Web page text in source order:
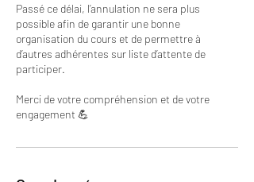
Passé ce délai, l’annulation ne sera plus
possible afin de garantir une bonne
organisation du cours et de permettre à
d’autres adhérentes sur liste d’attente de
participer.
Merci de votre compréhension et de votre
engagement 💪